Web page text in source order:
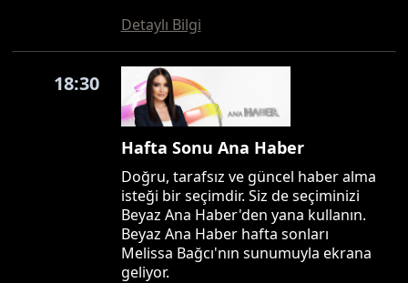
Detaylı Bilgi
18:30
Hafta Sonu Ana Haber
Doğru, tarafsız ve güncel haber alma
isteği bir seçimdir. Siz de seçiminizi
Beyaz Ana Haber'den yana kullanın.
Beyaz Ana Haber hafta sonları
Melissa Bağcı'nın sunumuyla ekrana
geliyor.